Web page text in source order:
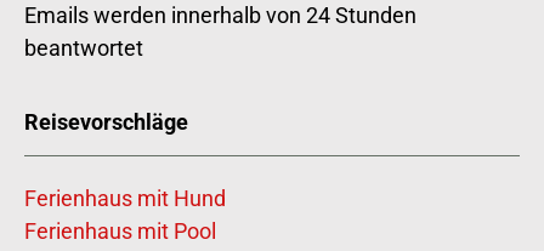
Emails werden innerhalb von 24 Stunden
beantwortet
Reisevorschläge
Ferienhaus mit Hund
Ferienhaus mit Pool